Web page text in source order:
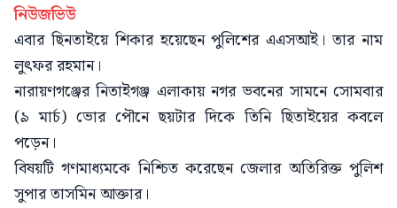
নিউজভিউ
এবার ছিনতাইয়ে শিকার হয়েছেন পুলিশের এএসআই। তার নাম
লুৎফর রহমান।
নারায়ণগঞ্জের নিতাইগঞ্জ এলাকায় নগর ভবনের সামনে সোমবার
(৯ মার্চ) ভোর পৌনে ছয়টার দিকে তিনি ছিতাইয়ের কবলে
পড়েন।
বিষয়টি গণমাধ্যমকে নিশ্চিত করেছেন জেলার অতিরিক্ত পুলিশ
সুপার তাসমিন আক্তার।